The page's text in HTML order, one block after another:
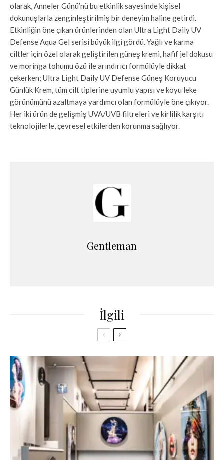
olarak, Anneler Günü’nü bu etkinlik sayesinde kişisel
dokunuşlarla zenginleştirilmiş bir deneyim haline getirdi.
Etkinliğin öne çıkan ürünlerinden olan Ultra Light Daily UV
Defense Aqua Gel serisi büyük ilgi gördü. Yağlı ve karma
ciltler için özel olarak geliştirilen güneş kremi, hafif jel dokusu
ve moringa tohumu özü ile arındırıcı formülüyle dikkat
çekerken; Ultra Light Daily UV Defense Güneş Koruyucu
Günlük Krem, tüm cilt tiplerine uyumlu yapısı ve koyu leke
görünümünü azaltmaya yardımcı olan formülüyle öne çıkıyor.
Her iki ürün de gelişmiş UVA/UVB filtreleri ve kirlilik karşıtı
teknolojilerle, çevresel etkilerden korunma sağlıyor.
Gentleman
İlgili